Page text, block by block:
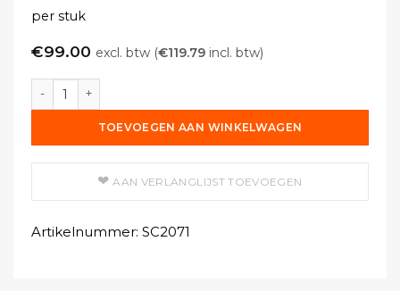
per stuk
€99.00 excl. btw (€119.79 incl. btw)
Motor Filter HEPA H14 aantal
TOEVOEGEN AAN WINKELWAGEN
AAN VERLANGLIJST TOEVOEGEN
Artikelnummer: SC2071